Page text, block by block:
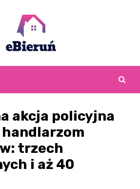
akcja policyjna
trzech
i aż 40